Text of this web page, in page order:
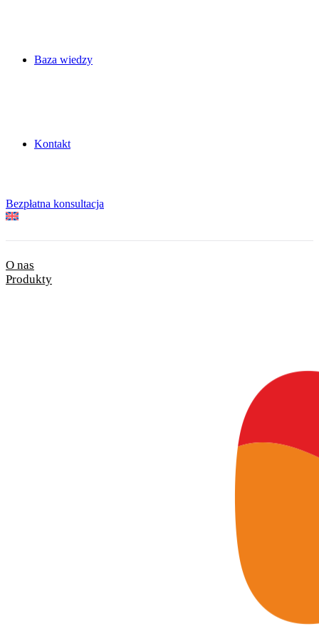
Baza wiedzy
Kontakt
Bezpłatna konsultacja
O nas
Produkty